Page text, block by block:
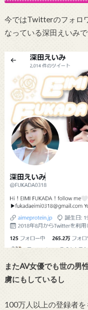
今ではTwitterのフォロ
なっている深田えいみで
またAV女優でも世の男
虜にもしているし
100万人以上の登録者を